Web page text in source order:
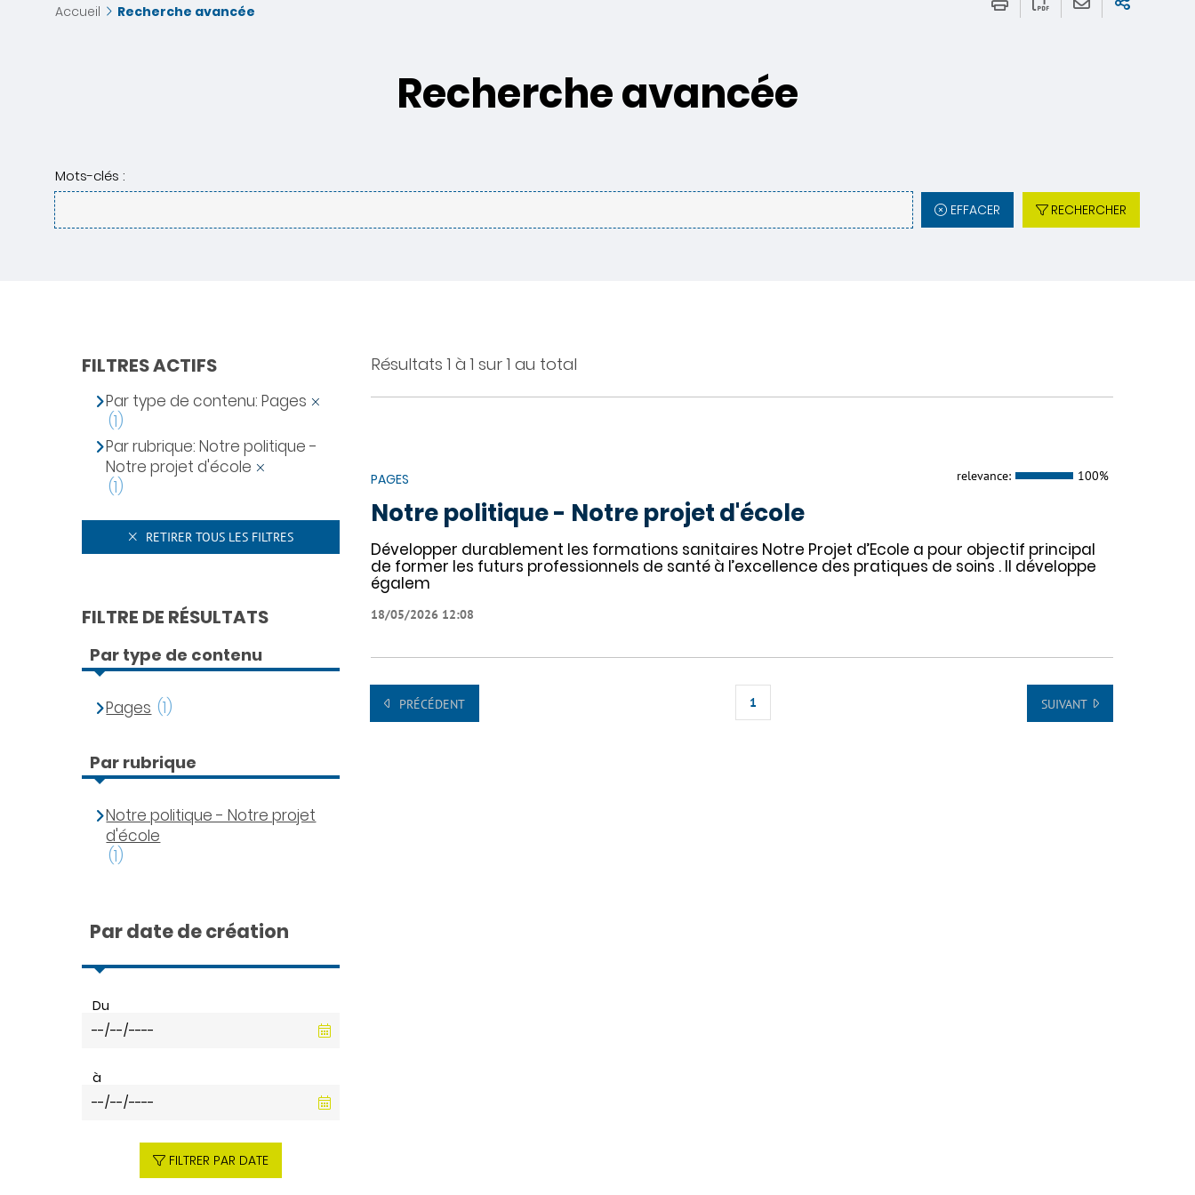
Accueil Recherche avancée
Recherche avancée
Mots-clés :
EFFACER RECHERCHER
Résultats 1 à 1 sur 1 au total
PAGES relevance: 100%
Notre politique - Notre projet d'école
Développer durablement les formations sanitaires Notre Projet d’Ecole a pour objectif principal
de former les futurs professionnels de santé à l’excellence des pratiques de soins . Il développe
égalem
18/05/2026 12:08
PRÉCÉDENT 1 SUIVANT
FILTRES ACTIFS
Par type de contenu: Pages
(1)
Par rubrique: Notre politique -
Notre projet d'école
(1)
RETIRER TOUS LES FILTRES
FILTRE DE RÉSULTATS
Par type de contenu
Pages (1)
Par rubrique
Notre politique - Notre projet
d'école
(1)
Par date de création
Du
à
FILTRER PAR DATE